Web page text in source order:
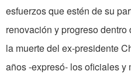
esfuerzos que estén de su
renovación y progreso
la muerte del ex-presidente
años -expresó- los oficiales y